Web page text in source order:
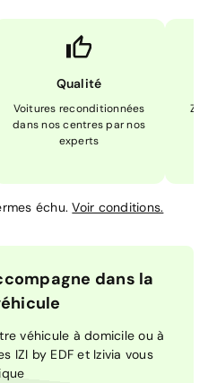
Qualité
Voitures reconditionnées
dans nos centres par nos
experts
échu.Voir conditions.
dans la
véhicule à domicile ou à
IZI by EDF et Izivia vous